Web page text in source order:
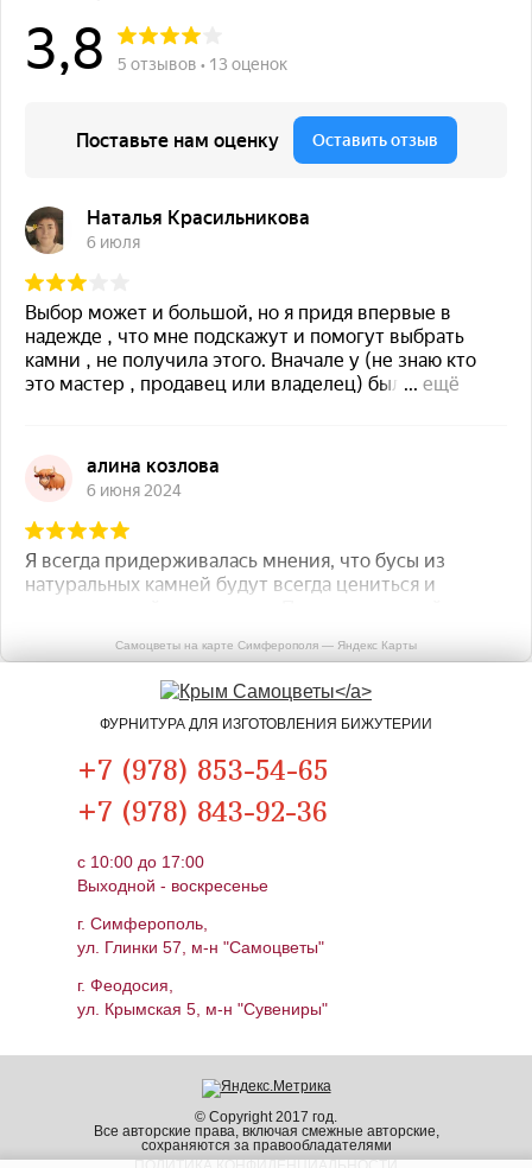
Самоцветы на карте Симферополя — Яндекс Карты
ФУРНИТУРА ДЛЯ ИЗГОТОВЛЕНИЯ БИЖУТЕРИИ
+7 (978) 853-54-65
+7 (978) 843-92-36
c 10:00 до 17:00
Выходной - воскресенье
г. Симферополь,
ул. Глинки 57, м-н "Самоцветы"
г. Феодосия,
ул. Крымская 5, м-н "Сувениры"
© Copyright 2017 год.
Все авторские права, включая смежные авторские,
сохраняются за правообладателями